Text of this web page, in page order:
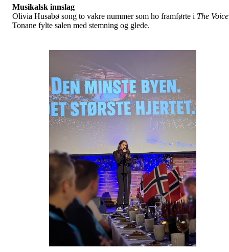
Musikalsk innslag
Olivia Husabø song to vakre nummer som ho framførte i The Voice
Tonane fylte salen med stemning og glede.